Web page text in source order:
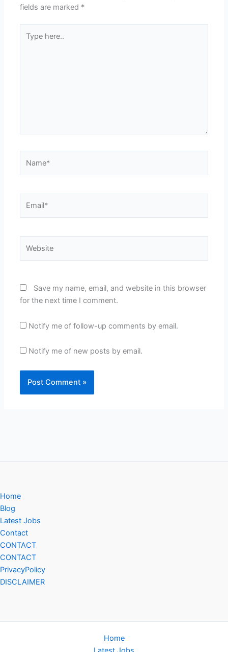
fields are marked *
here..
Save my name, email, and website in this browser
for the next time I comment.
Notify me of follow-up comments by email.
Notify me of new posts by email.
Home
Blog
Latest Jobs
Contact
CONTACT
CONTACT
PrivacyPolicy
DISCLAIMER
Home